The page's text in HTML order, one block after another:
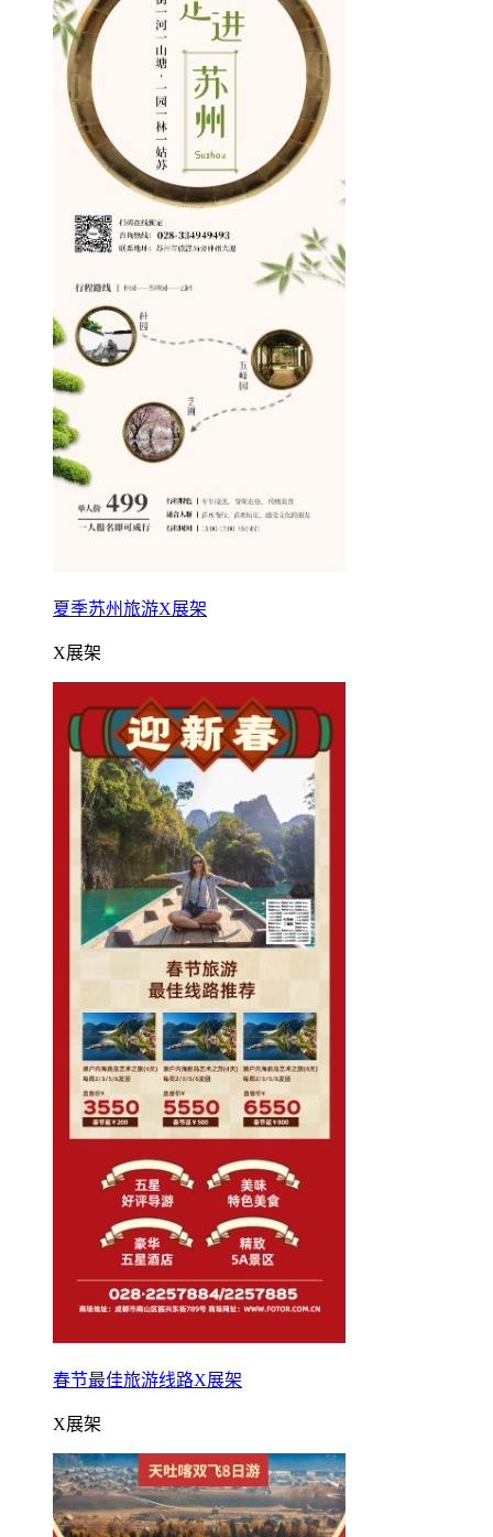
夏季苏州旅游X展架
X展架
春节最佳旅游线路X展架
X展架